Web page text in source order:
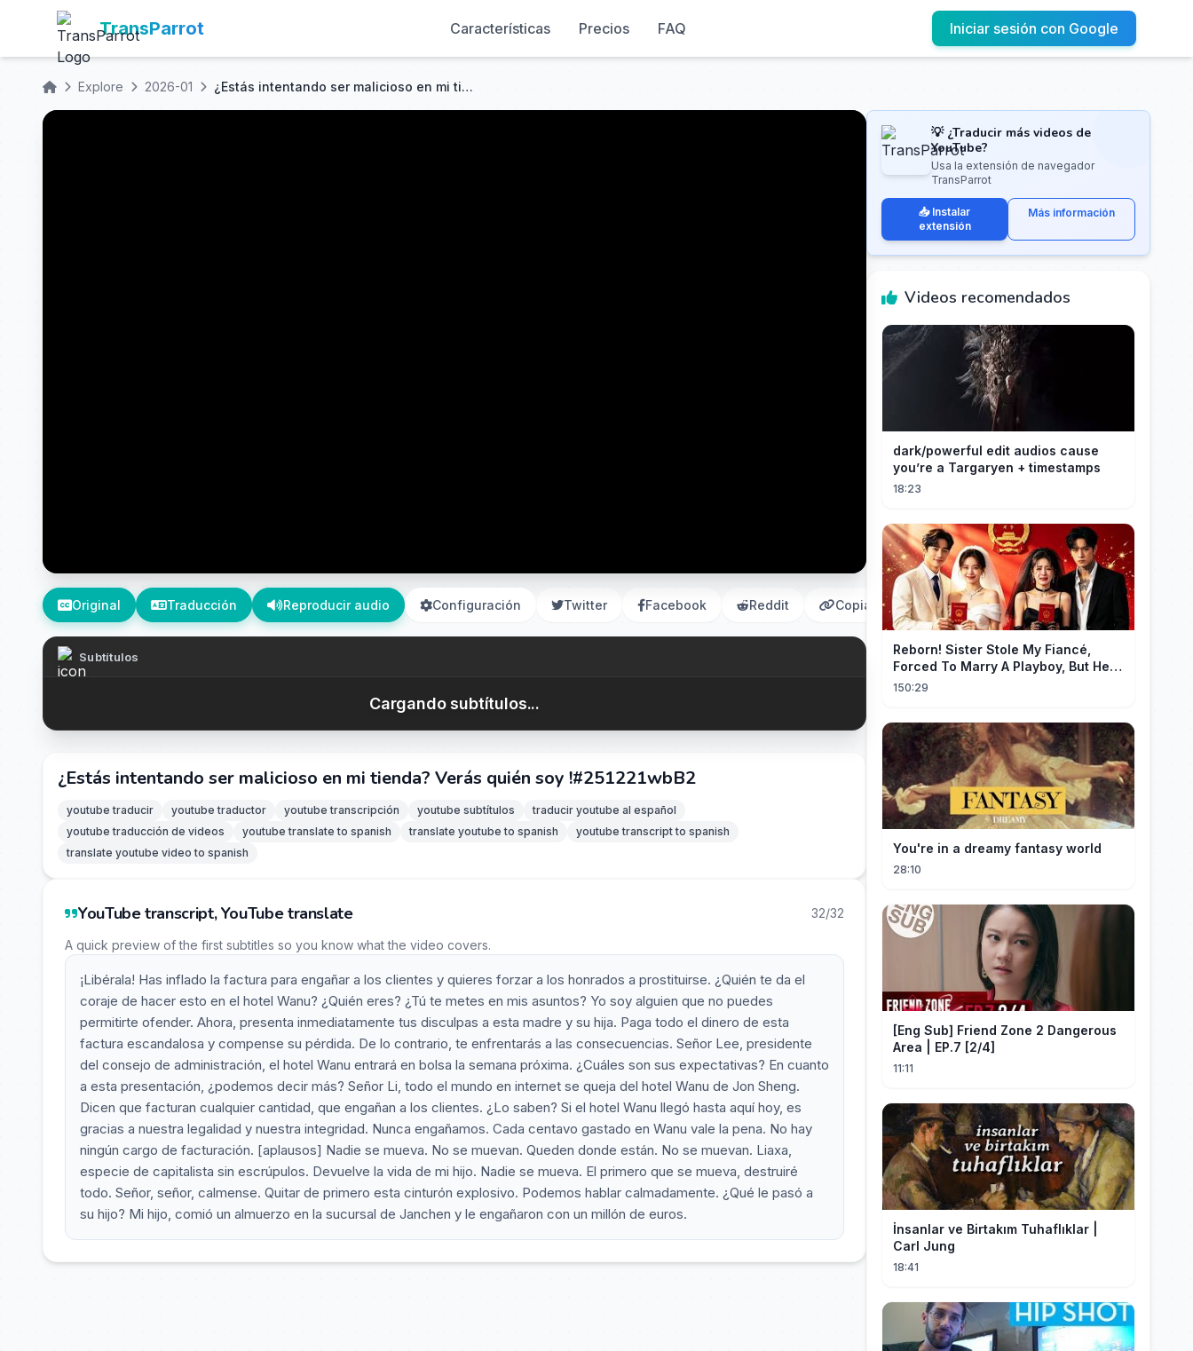
TransParrot Características Precios FAQ Iniciar sesión con Google
Explore 2026-01 ¿Estás intentando ser malicioso en mi tienda? Verás quién soy !#251221wbB2
Original Traducción Reproducir audio Configuración Twitter Facebook Reddit Copiar
Subtítulos
Cargando subtítulos...
¿Estás intentando ser malicioso en mi tienda? Verás quién soy !#251221wbB2
youtube traducir youtube traductor youtube transcripción youtube subtítulos
traducir youtube al español
youtube traducción de videos
youtube translate to spanish translate youtube to spanish
youtube transcript to spanish
translate youtube video to spanish
YouTube transcript, YouTube translate 32/32
A quick preview of the first subtitles so you know what the video covers.
¡Libérala! Has inflado la factura para engañar a los clientes y quieres forzar a los honrados a prostituirse. ¿Quién te da el
coraje de hacer esto en el hotel Wanu? ¿Quién eres? ¿Tú te metes en mis asuntos? Yo soy alguien que no puedes
permitirte ofender. Ahora, presenta inmediatamente tus disculpas a esta madre y su hija. Paga todo el dinero de esta
factura escandalosa y compense su pérdida. De lo contrario, te enfrentarás a las consecuencias. Señor Lee, presidente
del consejo de administración, el hotel Wanu entrará en bolsa la semana próxima. ¿Cuáles son sus expectativas? En cuanto
a esta presentación, ¿podemos decir más? Señor Li, todo el mundo en internet se queja del hotel Wanu de Jon Sheng.
Dicen que facturan cualquier cantidad, que engañan a los clientes. ¿Lo saben? Si el hotel Wanu llegó hasta aquí hoy, es
gracias a nuestra legalidad y nuestra integridad. Nunca engañamos. Cada centavo gastado en Wanu vale la pena. No hay
ningún cargo de facturación. [aplausos] Nadie se mueva. No se muevan. Queden donde están. No se muevan. Liaxa,
especie de capitalista sin escrúpulos. Devuelve la vida de mi hijo. Nadie se mueva. El primero que se mueva, destruiré
todo. Señor, señor, calmense. Quitar de primero esta cinturón explosivo. Podemos hablar calmadamente. ¿Qué le pasó a
su hijo? Mi hijo, comió un almuerzo en la sucursal de Janchen y le engañaron con un millón de euros.
💡 ¿Traducir más videos de
YouTube?
Usa la extensión de navegador
TransParrot
📥 Instalar
extensión
Más información
Videos recomendados
dark/powerful edit audios cause
you’re a Targaryen + timestamps
18:23
Reborn! Sister Stole My Fiancé,
Forced To Marry A Playboy, But He
Doted On Me Like A Princess!
150:29
You're in a dreamy fantasy world
28:10
[Eng Sub] Friend Zone 2 Dangerous
Area | EP.7 [2/4]
11:11
İnsanlar ve Birtakım Tuhaflıklar |
Carl Jung
18:41